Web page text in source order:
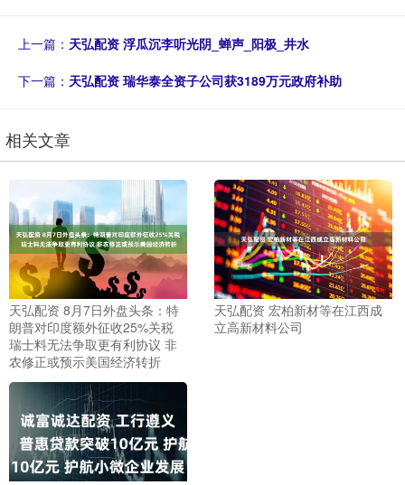
上一篇： 天弘配资 浮瓜沉李听光阴_蝉声_阳极_井水
下一篇： 天弘配资 瑞华泰全资子公司获3189万元政府补助
相关文章
天弘配资 8月7日外盘头条：特
朗普对印度额外征收25%关税
瑞士料无法争取更有利协议 非
农修正或预示美国经济转折
天弘配资 宏柏新材等在江西成
立高新材料公司